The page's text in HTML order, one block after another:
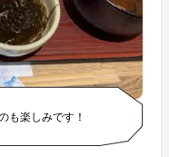
も楽しみです！